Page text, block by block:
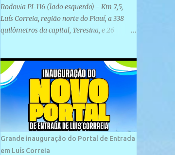
Rodovia PI-116 (lado esquerdo) - Km 7,5,
Luís Correia, região norte do Piauí, a 338
quilômetros da capital, Teresina, e 26
plana e retilínea na maior parte de sua
extensão, chegando a mais ou menos a 1,5
km de paisagens exuberantes. Possui ondas
suaves devido ao extensivo molhe de pedras
que não chegam a 2 metros de altura, não
apresentando dunas em seu espaço
geográfico. Não se sabe ao certo porque a
praia leva esse nome, e muitas das suas
Grande inauguração do Portal de Entrada
em Luís Correia